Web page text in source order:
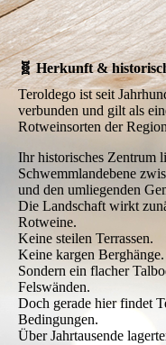
🧬 Herkunft &
Teroldego ist seit
verbunden und gilt als
Rotweinsorten der
Ihr historisches Zentrum
Schwemmlandebene
und den umliegenden
Die Landschaft wirkt
Rotweine.
Keine steilen Terrassen.
Keine kargen Berghänge.
Sondern ein flacher
Felswänden.
Doch gerade hier findet
Bedingungen.
Über Jahrtausende